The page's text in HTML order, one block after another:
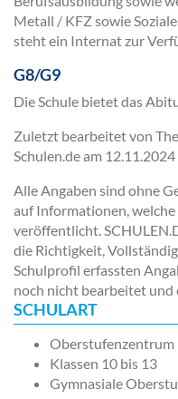
Metall / KFZ sowie
steht ein Internat zur
G8/G9
Die Schule bietet das
Zuletzt bearbeitet von
Schulen.de am 12.11.2024
Alle Angaben sind ohne
auf Informationen,
veröffentlicht.
die Richtigkeit,
Schulprofil erfassten
noch nicht bearbeitet und
SCHULART
Oberstufenzentrum
Klassen 10 bis 13
Gymnasiale